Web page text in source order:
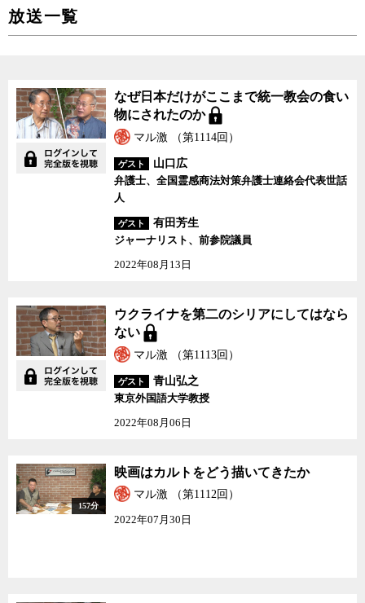
放送一覧
なぜ日本だけがここまで統一教会の食い
物にされたのか
マル激 （第1114回）
ゲスト
山口広
弁護士、全国霊感商法対策弁護士連絡会代表世話
人
ゲスト
有田芳生
ジャーナリスト、前参院議員
2022年08月13日
ウクライナを第二のシリアにしてはなら
ない
マル激 （第1113回）
ゲスト
青山弘之
東京外国語大学教授
2022年08月06日
157分
映画はカルトをどう描いてきたか
マル激 （第1112回）
2022年07月30日